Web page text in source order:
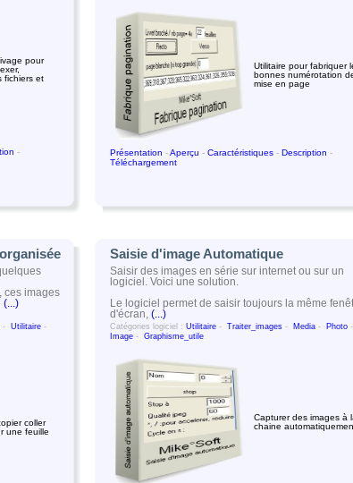
pour
fichiers et
-
Utilitaire pour fabriquer
bonnes numérotation
mise en page
Présentation -Aperçu - Caractéristiques - Description -
Téléchargement
ces images
(...)
- Utilitaire -
coller
une feuille
Saisie d'image Automatique
Saisir des images en série sur internet ou sur un
logiciel. Voici une solution.
Le logiciel permet de saisir toujours la même
d'écran, (...)
Catégories logiciel : Utilitaire - Traiter_images - Media - Photo
Image - Graphisme_utile
Capturer des images à
chaine